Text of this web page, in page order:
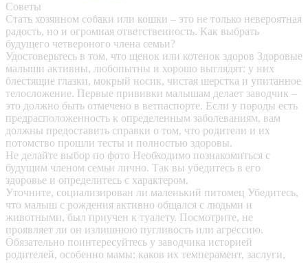
Советы
Стать хозяином собаки или кошки – это не только невероятная
радость, но и огромная ответственность. Как выбрать
будущего четвероного члена семьи?
Удостоверьтесь в том, что щенок или котенок здоров Здоровые
малыши активны, любопытны и хорошо выглядят: у них
блестящие глазки, мокрый носик, чистая шерстка и упитанное
телосложение. Первые прививки малышам делает заводчик –
это должно быть отмечено в ветпаспорте. Если у породы есть
предрасположенность к определенным заболеваниям, вам
должны предоставить справки о том, что родители и их
потомство прошли тесты и полностью здоровы.
Не делайте выбор по фото Необходимо познакомиться с
будущим членом семьи лично. Так вы убедитесь в его
здоровье и определитесь с характером.
Уточните, социализирован ли маленький питомец Убедитесь,
что малыш с рождения активно общался с людьми и
животными, был приучен к туалету. Посмотрите, не
проявляет ли он излишнюю пугливость или агрессию.
Обязательно поинтересуйтесь у заводчика историей
родителей, особенно мамы: каков их темперамент, заслуги,